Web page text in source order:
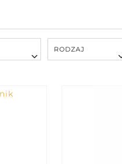
RODZAJ